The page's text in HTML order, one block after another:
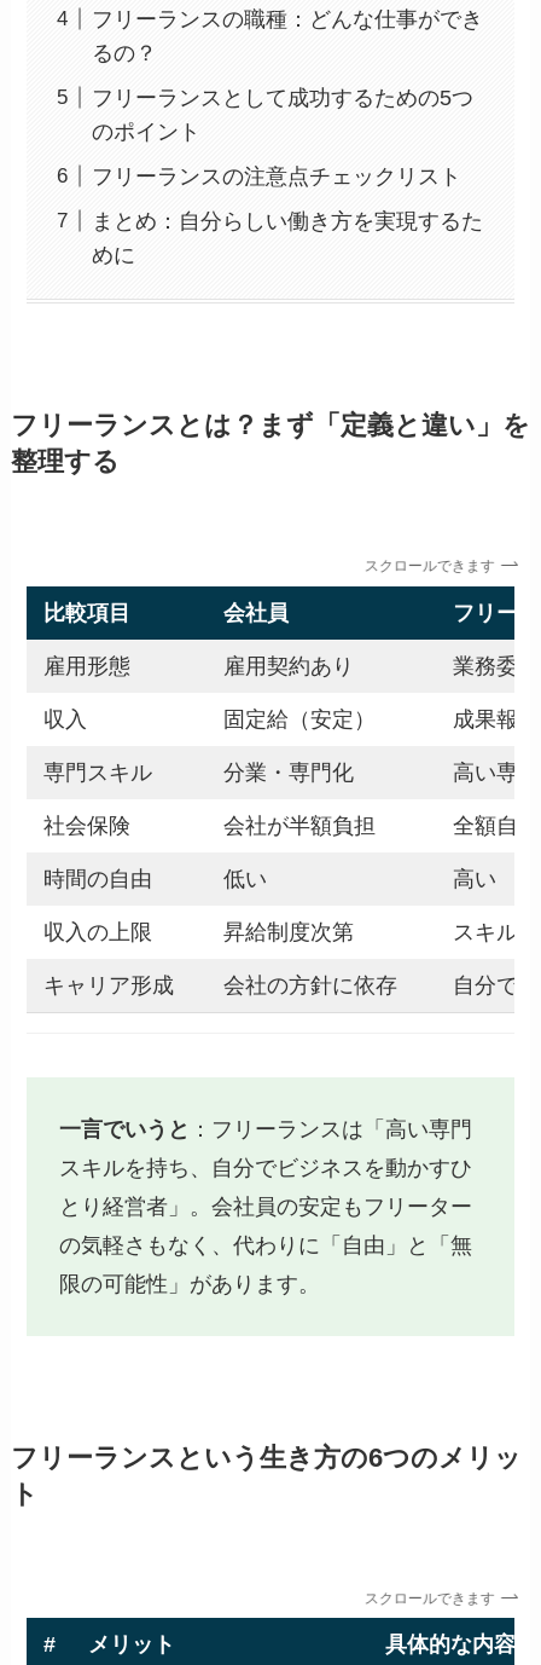
フリーランスの職種：どんな仕事ができ
るの？
フリーランスとして成功するための5つ
のポイント
フリーランスの注意点チェックリスト
まとめ：自分らしい働き方を実現するた
めに
フリーランスとは？まず「定義と違い」を
整理する
スクロールできます
比較項目 会社員 フリー
雇用形態 雇用契約あり 業務委
収入 固定給（安定） 成果報
専門スキル 分業・専門化 高い専
社会保険 会社が半額負担 全額自
時間の自由 低い 高い
収入の上限 昇給制度次第 スキル
キャリア形成 会社の方針に依存 自分で
一言でいうと ：フリーランスは「高い専門
スキルを持ち、自分でビジネスを動かすひ
とり経営者」。会社員の安定もフリーター
の気軽さもなく、代わりに「自由」と「無
限の可能性」があります。
フリーランスという生き方の6つのメリッ
ト
スクロールできます
# メリット 具体的な内容